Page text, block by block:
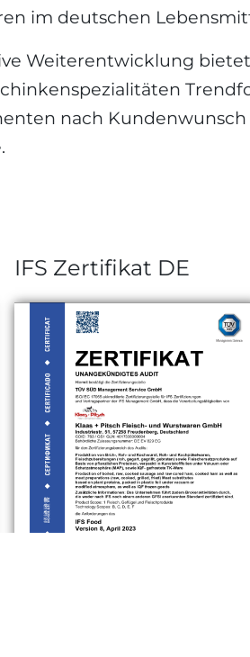
im deutschen
Weiterentwicklung
nach
IFS Zertifikat DE